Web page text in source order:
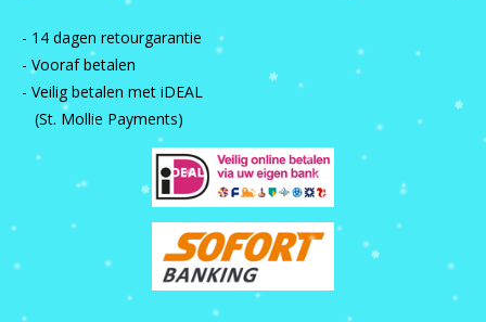
- 14 dagen retourgarantie
- Vooraf betalen
- Veilig betalen met iDEAL
(St. Mollie Payments)